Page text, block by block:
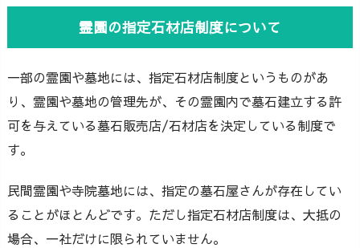
霊園の指定石材店制度について
一部の霊園や墓地には、指定石材店制度というものがあ
り、霊園や墓地の管理先が、その霊園内で墓石建立する許
可を与えている墓石販売店/石材店を決定している制度で
す。
民間霊園や寺院墓地には、指定の墓石屋さんが存在してい
ることがほとんどです。ただし指定石材店制度は、大抵の
場合、一社だけに限られていません。